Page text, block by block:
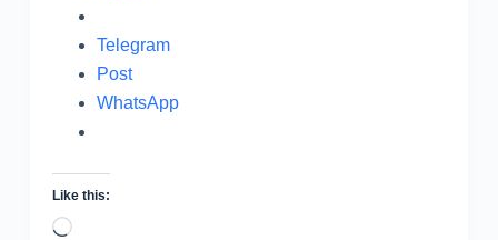
Telegram
Post
WhatsApp
Like this:
Loading…